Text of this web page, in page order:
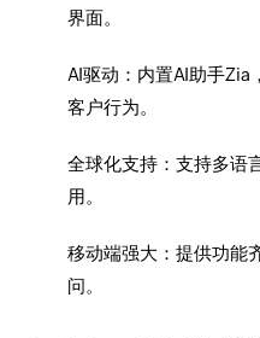
界面。
AI驱动：内置AI助手
客户行为。
全球化支持：支持多语
用。
移动端强大：提供功能
问。